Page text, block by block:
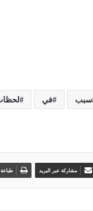
سبب في
مشاركة عبر البريد طباعة